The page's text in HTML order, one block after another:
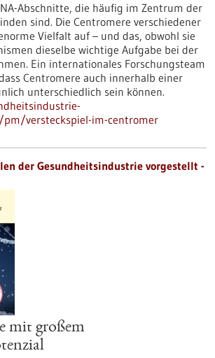
Abschnitte, die häufig im Zentrum der
sind. Die Centromere verschiedener
Vielfalt auf – und das, obwohl sie
dieselbe wichtige Aufgabe bei der
Ein internationales Forschungsteam
Centromere auch innerhalb einer
unterschiedlich sein können.
versteckspiel-im-centromer
der Gesundheitsindustrie vorgestellt -
mit großem